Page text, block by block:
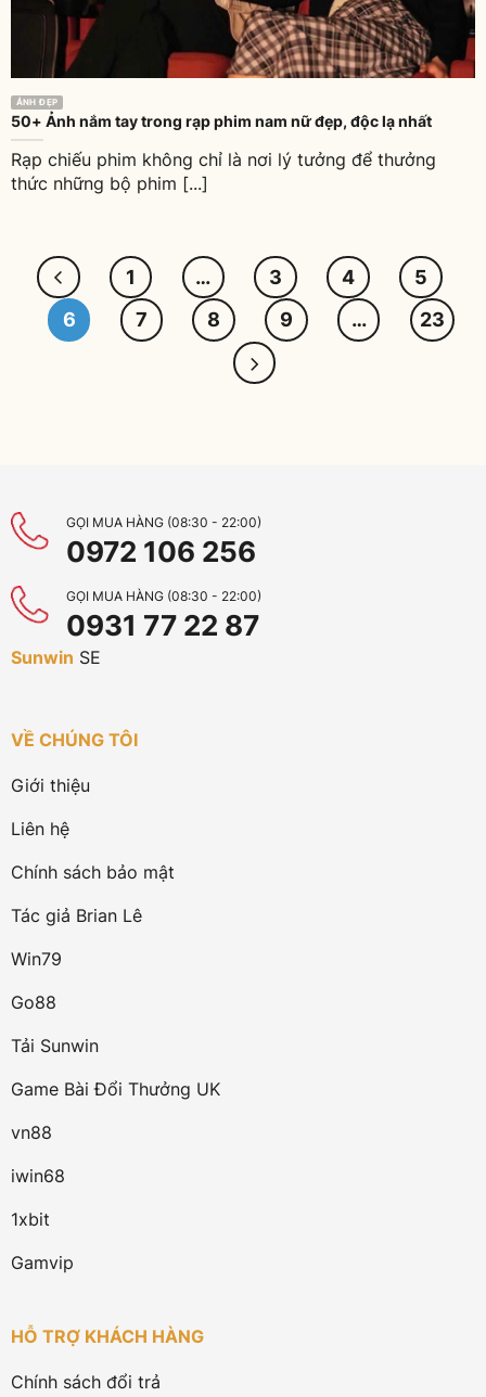
ẢNH ĐẸP
50+ Ảnh nắm tay trong rạp phim nam nữ đẹp, độc lạ nhất
Rạp chiếu phim không chỉ là nơi lý tưởng để thưởng
thức những bộ phim [...]
1 … 3 4
5
6
7 8 9 … 23
GỌI MUA HÀNG (08:30 - 22:00)
0972 106 256
GỌI MUA HÀNG (08:30 - 22:00)
0931 77 22 87
Sunwin SE
VỀ CHÚNG TÔI
Giới thiệu
Liên hệ
Chính sách bảo mật
Tác giả Brian Lê
Win79
Go88
Tải Sunwin
Game Bài Đổi Thưởng UK
vn88
iwin68
1xbit
Gamvip
HỖ TRỢ KHÁCH HÀNG
Chính sách đổi trả